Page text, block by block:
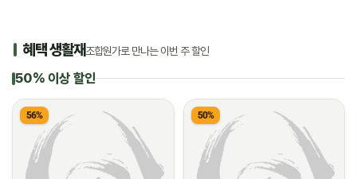
혜택 생활재조합원가로 만나는 이번 주 할인
50% 이상 할인
56% 50%